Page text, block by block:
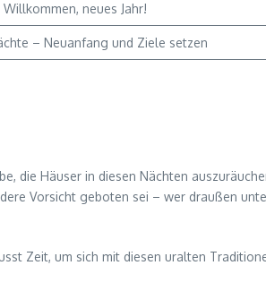
neues Jahr!
– Neuanfang und Ziele setzen
die Häuser in diesen Nächten
Vorsicht geboten sei – wer draußen
Zeit, um sich mit diesen uralten